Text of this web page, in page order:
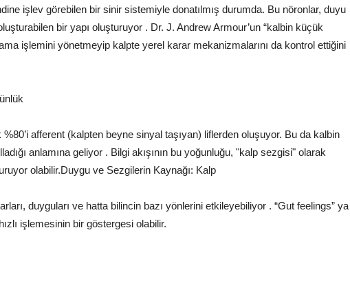
işlev görebilen bir sinir sistemiyle donatılmış durumda. Bu nöronlar, duyu
bir yapı oluşturuyor . Dr. J. Andrew Armour’un “kalbin küçük
işlemini yönetmeyip kalpte yerel karar mekanizmalarını da kontrol ettiğini
afferent (kalpten beyne sinyal taşıyan) liflerden oluşuyor. Bu da kalbin
anlamına geliyor . Bilgi akışının bu yoğunluğu, "kalp sezgisi" olarak
olabilir.Duygu ve Sezgilerin Kaynağı: Kalp
duyguları ve hatta bilincin bazı yönlerini etkileyebiliyor . “Gut feelings” ya
işlemesinin bir göstergesi olabilir.